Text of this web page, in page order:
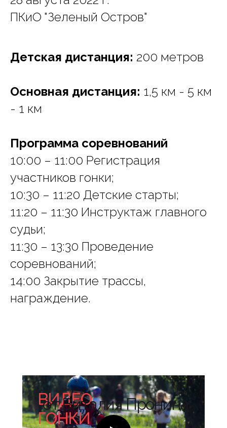
ПКиО "Зеленый Остров"
Детская дистанция: 200 метров
Основная дистанция: 1,5 км - 5 км
- 1 км
Программа соревнований
10:00 – 11:00 Регистрация
участников гонки;
10:30 – 11:20 Детские старты;
11:20 – 11:30 Инструктаж главного
судьи;
11:30 – 13:30 Проведение
соревнований;
14:00 Закрытие трассы,
награждение.
ВИДЕО
ГОНКИ
от Виталия Пронина